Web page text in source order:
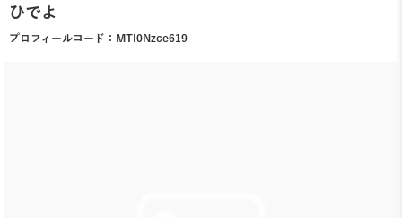
ひでよ
プロフィールコード： MTI0Nzce619